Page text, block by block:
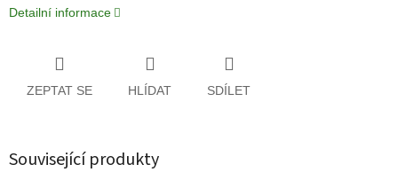
Detailní informace
ZEPTAT SE HLÍDAT SDÍLET
Související produkty